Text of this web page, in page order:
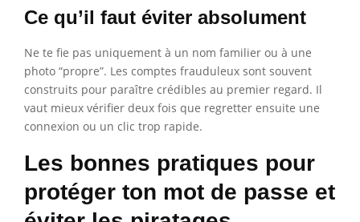
Ce qu’il faut éviter absolument
Ne te fie pas uniquement à un nom familier ou à une
photo “propre”. Les comptes frauduleux sont souvent
construits pour paraître crédibles au premier regard. Il
vaut mieux vérifier deux fois que regretter ensuite une
connexion ou un clic trop rapide.
Les bonnes pratiques pour
protéger ton mot de passe et